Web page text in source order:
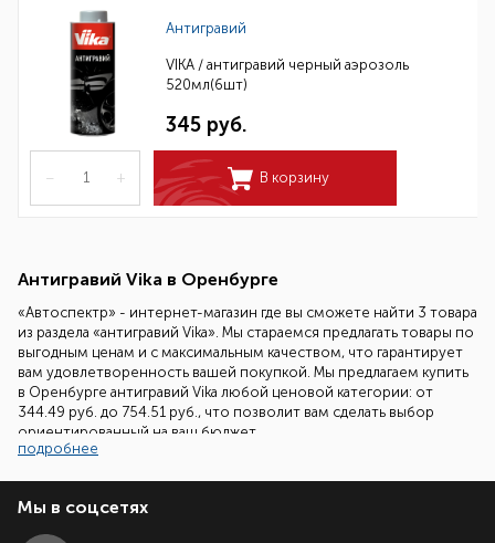
Антигравий
VIKA / антигравий черный аэрозоль
520мл(6шт)
345 руб.
– + В корзину
Антигравий Vika в Оренбурге
«Автоспектр» - интернет-магазин где вы сможете найти 3 товара
из раздела «антигравий Vika». Мы стараемся предлагать товары по
выгодным ценам и с максимальным качеством, что гарантирует
вам удовлетворенность вашей покупкой. Мы предлагаем купить
в Оренбурге антигравий Vika любой ценовой категории: от
344.49 руб. до 754.51 руб., что позволит вам сделать выбор
ориентированный на ваш бюджет.
необходимый товар. Все что вам надо сделать - это позвонить
нам по бесплатному телефонному номеру 8 (800) 700-86-08 и
подробнее
Мы в соцсетях